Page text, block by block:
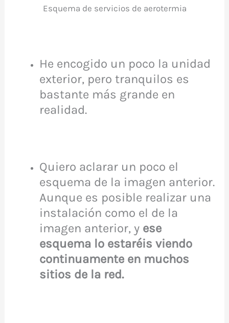
Esquema de servicios de aerotermia
He encogido un poco la unidad
exterior, pero tranquilos es
bastante más grande en
realidad.
Quiero aclarar un poco el
esquema de la imagen anterior.
Aunque es posible realizar una
instalación como el de la
imagen anterior, y ese
esquema lo estaréis viendo
continuamente en muchos
sitios de la red.